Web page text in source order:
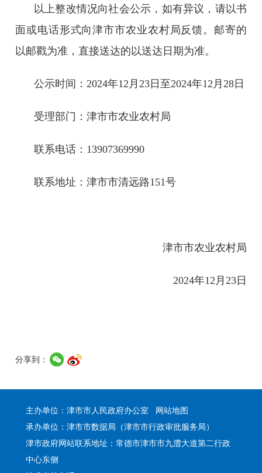
以上整改情况向社会公示，如有异议，请以书
面或电话形式向津市市农业农村局反馈。邮寄的
以邮戳为准，直接送达的以送达日期为准。
公示时间：2024年12月23日至2024年12月28日
受理部门：津市市农业农村局
联系电话：13907369990
联系地址：津市市清远路151号
津市市农业农村局
2024年12月23日
分享到：
主办单位：津市市人民政府办公室 网站地图
承办单位：津市市数据局（津市市行政审批服务局）
津市政府网站联系地址：常德市津市市九澧大道第二行政
中心东侧